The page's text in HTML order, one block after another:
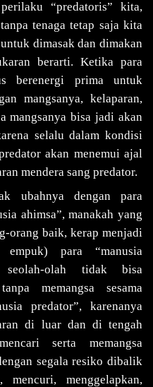
“predatoris” kita,
tenaga tetap saja kita
dimasak dan dimakan
berarti. Ketika para
berenergi prima untuk
mangsanya, kelaparan,
mangsanya bisa jadi akan
selalu dalam kondisi
akan menemui ajal
mendera sang predator.
ubahnya dengan para
ahimsa”, manakah yang
orang baik, kerap menjadi
empuk) para “manusia
olah tidak bisa
memangsa sesama
predator”, karenanya
di luar dan di tengah
serta memangsa
segala resiko dibalik
mencuri, menggelapkan,